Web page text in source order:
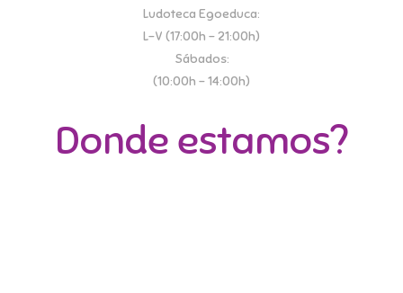
Ludoteca Egoeduca:
L-V (17:00h - 21:00h)
Sábados:
(10:00h - 14:00h)
Donde estamos?